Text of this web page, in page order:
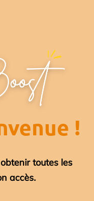
!
toutes les
accès.